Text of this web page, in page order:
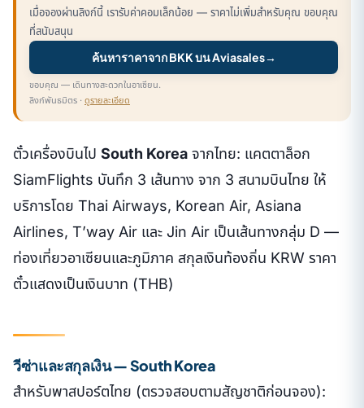
เมื่อจองผ่านลิงก์นี้ เรารับค่าคอมเล็กน้อย — ราคาไม่เพิ่มสำหรับคุณ ขอบคุณ
ที่สนับสนุน
ค้นหาราคาจาก BKK บน Aviasales→
ขอบคุณ — เดินทางสะดวกในอาเซียน.
ลิงก์พันธมิตร · ดูรายละเอียด
ตั๋วเครื่องบินไป South Korea จากไทย: แคตตาล็อก
SiamFlights บันทึก 3 เส้นทาง จาก 3 สนามบินไทย ให้
บริการโดย Thai Airways, Korean Air, Asiana
Airlines, T’way Air และ Jin Air เป็นเส้นทางกลุ่ม D —
ท่องเที่ยวอาเซียนและภูมิภาค สกุลเงินท้องถิ่น KRW ราคา
ตั๋วแสดงเป็นเงินบาท (THB)
วีซ่าและสกุลเงิน — South Korea
สำหรับพาสปอร์ตไทย (ตรวจสอบตามสัญชาติก่อนจอง):